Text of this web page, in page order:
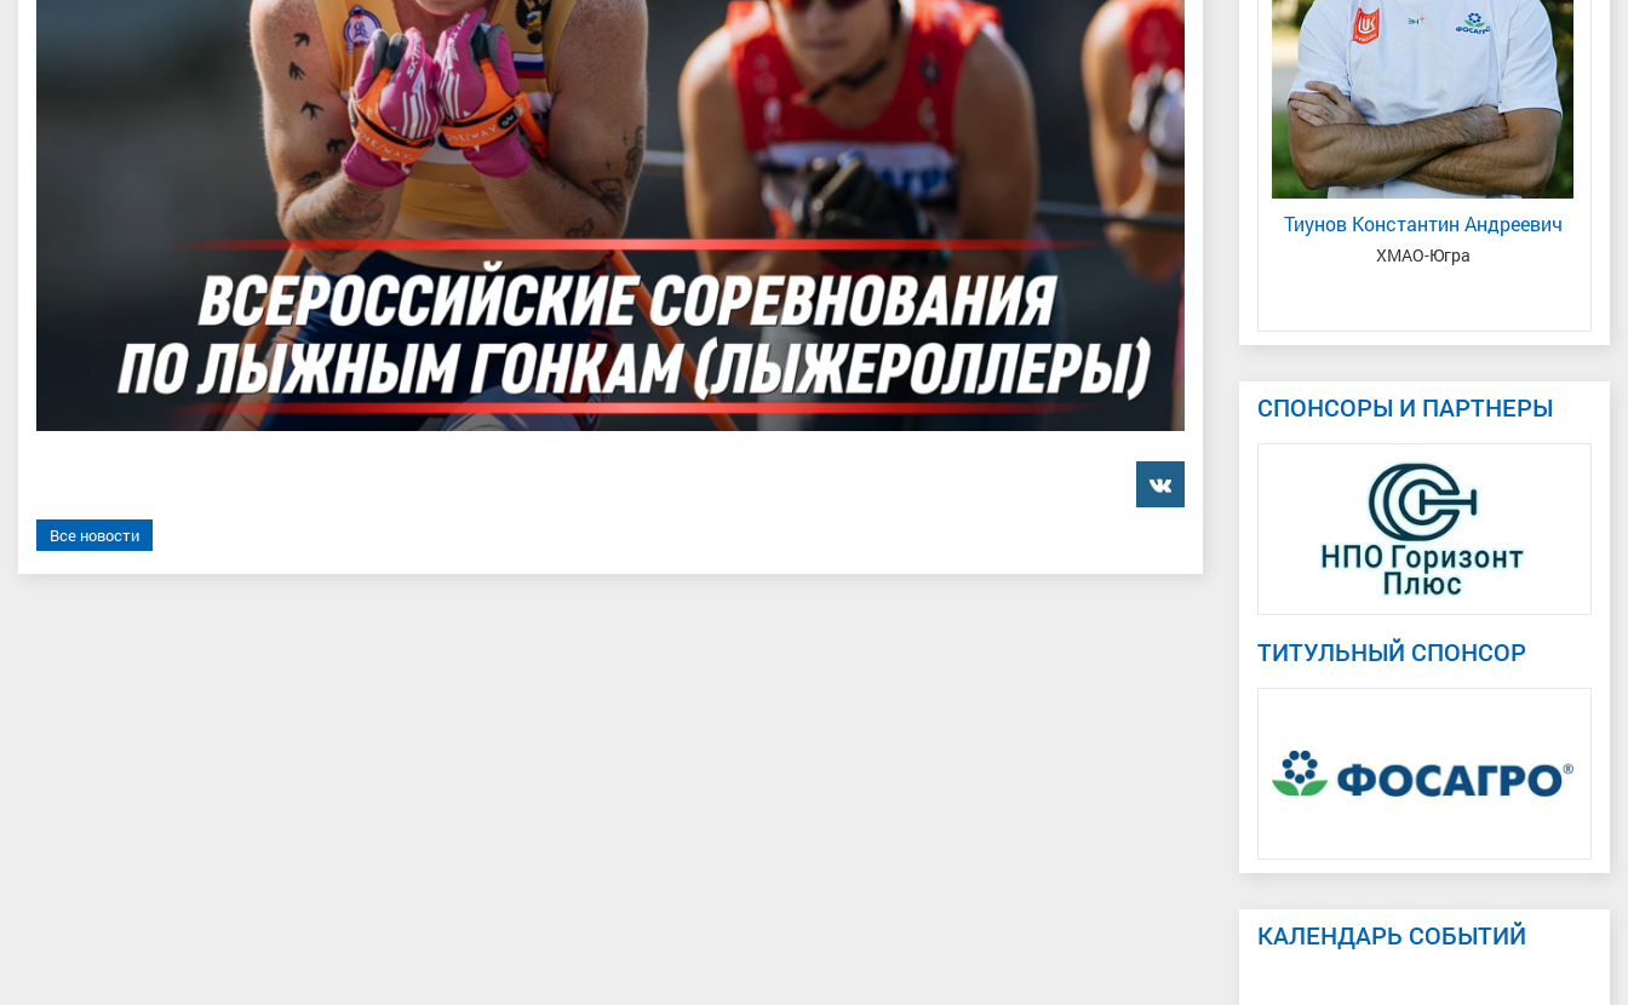
���������
Все новости
мастер спорта, Северо-
Ленинградская область/
Непряева Дарья Михайловна
МС, Центральный, Республика Татарстан
Ардашев Сергей Николаевич
Мастер спорта международного класса,
Приволжский, Республика Татарстан, г.
Набережные Челны
Муралеев Даниил Владиславович
Мастер спорта, Свердловская область
Тиунов Константин Андреевич
ХМАО-Югра
СПОНСОРЫ И ПАРТНЕРЫ
ТИТУЛЬНЫЙ СПОНСОР
КАЛЕНДАРЬ СОБЫТИЙ